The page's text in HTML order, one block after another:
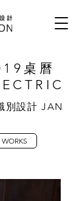
桌曆
別設計 JAN